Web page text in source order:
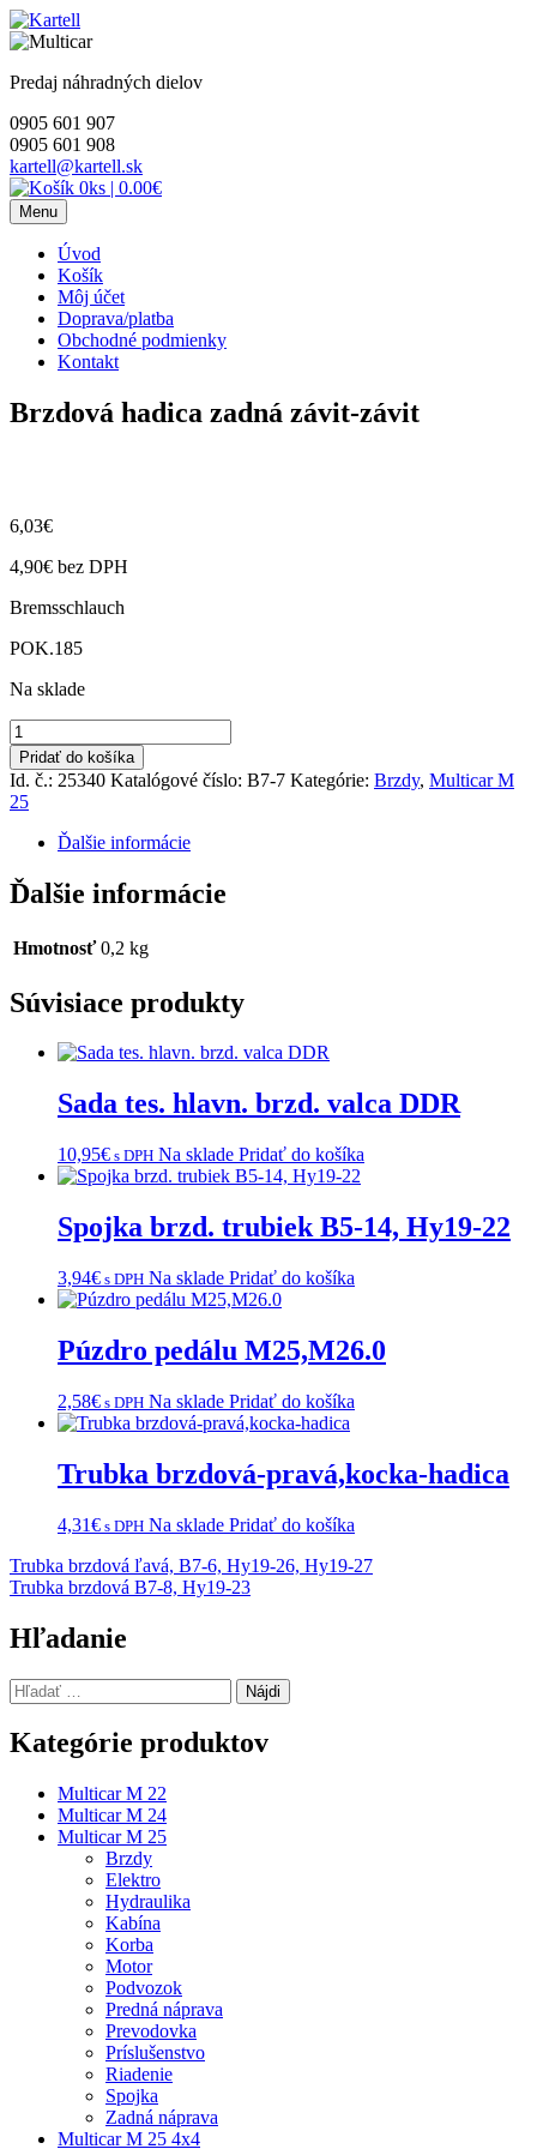
Skip
to
Predaj náhradných dielov
0905 601 907
0905 601 908
kartell@kartell.sk
0ks | 0.00€
Menu
Úvod
Košík
Môj účet
Doprava/platba
Obchodné podmienky
Kontakt
Brzdová hadica zadná závit-závit
6,03€
4,90€ bez DPH
Bremsschlauch
POK.185
Na sklade
množstvo
Brzdová
hadica
zadná
závit-
závit
Pridať do košíka
Id. č.: 25340 Katalógové číslo: B7-7 Kategórie: Brzdy, Multicar M
25
Ďalšie informácie
Ďalšie informácie
Hmotnosť 0,2 kg
Súvisiace produkty
Sada tes. hlavn. brzd. valca DDR
10,95€ s DPH Na sklade Pridať do košíka
Spojka brzd. trubiek B5-14, Hy19-22
3,94€ s DPH Na sklade Pridať do košíka
Púzdro pedálu M25,M26.0
2,58€ s DPH Na sklade Pridať do košíka
Trubka brzdová-pravá,kocka-hadica
4,31€ s DPH Na sklade Pridať do košíka
Navigácia
v
článku
Trubka brzdová ľavá, B7-6, Hy19-26, Hy19-27
Trubka brzdová B7-8, Hy19-23
Hľadanie
Hľadať:
Kategórie produktov
Multicar M 22
Multicar M 24
Multicar M 25
Brzdy
Elektro
Hydraulika
Kabína
Korba
Motor
Podvozok
Predná náprava
Prevodovka
Príslušenstvo
Riadenie
Spojka
Zadná náprava
Multicar M 25 4x4